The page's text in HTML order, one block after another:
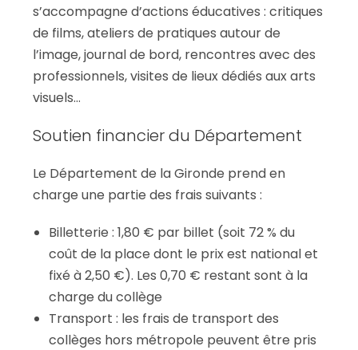
s’accompagne d’actions éducatives : critiques
de films, ateliers de pratiques autour de
l’image, journal de bord, rencontres avec des
professionnels, visites de lieux dédiés aux arts
visuels…
Soutien financier du Département
Le Département de la Gironde prend en
charge une partie des frais suivants :
Billetterie : 1,80 € par billet (soit 72 % du
coût de la place dont le prix est national et
fixé à 2,50 €). Les 0,70 € restant sont à la
charge du collège
Transport : les frais de transport des
collèges hors métropole peuvent être pris